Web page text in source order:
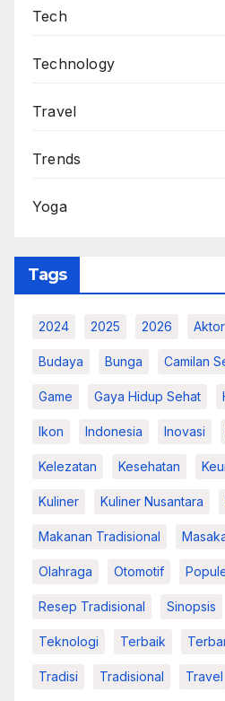
Tech
Technology
Travel
Trends
Yoga
Tags
2024 2025 2026 Aktor
Budaya Bunga Camilan
Game Gaya Hidup Sehat
Ikon Indonesia Inovasi
Kelezatan Kesehatan
Kuliner Kuliner Nusantara
Makanan Tradisional
Olahraga Otomotif
Resep Tradisional Sinopsis
Teknologi Terbaik
Tradisi Tradisional Travel